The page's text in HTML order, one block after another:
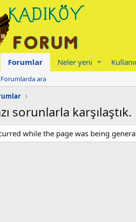
Forumlar Neler yeni
Forumlarda ara
sorunlarla karşılaştık.
while the page was being